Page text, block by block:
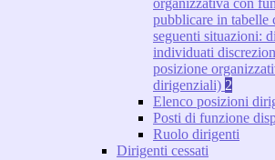
organizzativa con
pubblicare in tabelle
seguenti situazioni:
individuati
posizione
dirigenziali) 2
Elenco posizioni
Posti di funzione
Ruolo dirigenti
Dirigenti cessati